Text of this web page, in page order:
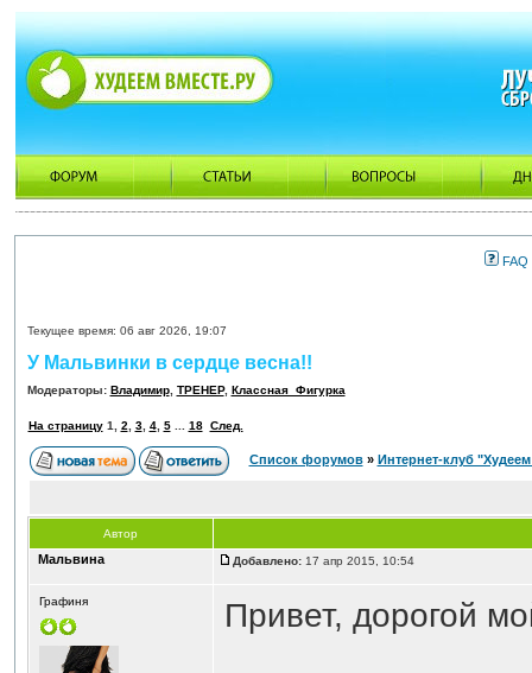
FAQ
Текущее время: 06 авг 2026, 19:07
У Мальвинки в сердце весна!!
Модераторы: Владимир, ТРЕНЕР, Классная_Фигурка
На страницу 1 2 3, 4, 5... 18 След.
Список форумов» Интернет-клуб
Автор
Мальвина Добавлено:17 апр 2015, 10:54
Графиня Привет, дорогой